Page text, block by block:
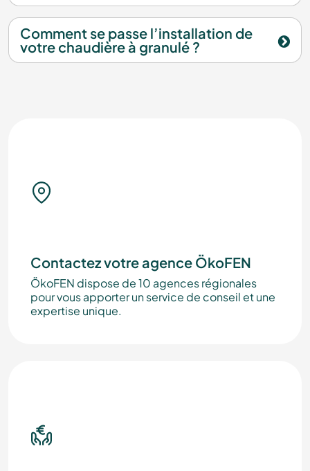
Comment se passe l’installation de
votre chaudière à granulé ?
Contactez votre agence ÖkoFEN
ÖkoFEN dispose de 10 agences régionales
pour vous apporter un service de conseil et une
expertise unique.